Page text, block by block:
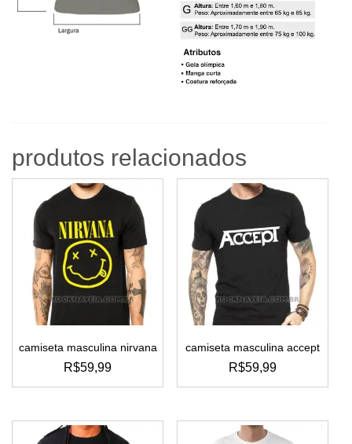
produtos relacionados
camiseta masculina nirvana
R$59,99
este
tem
várias
camiseta masculina accept
R$59,99
este
tem
várias